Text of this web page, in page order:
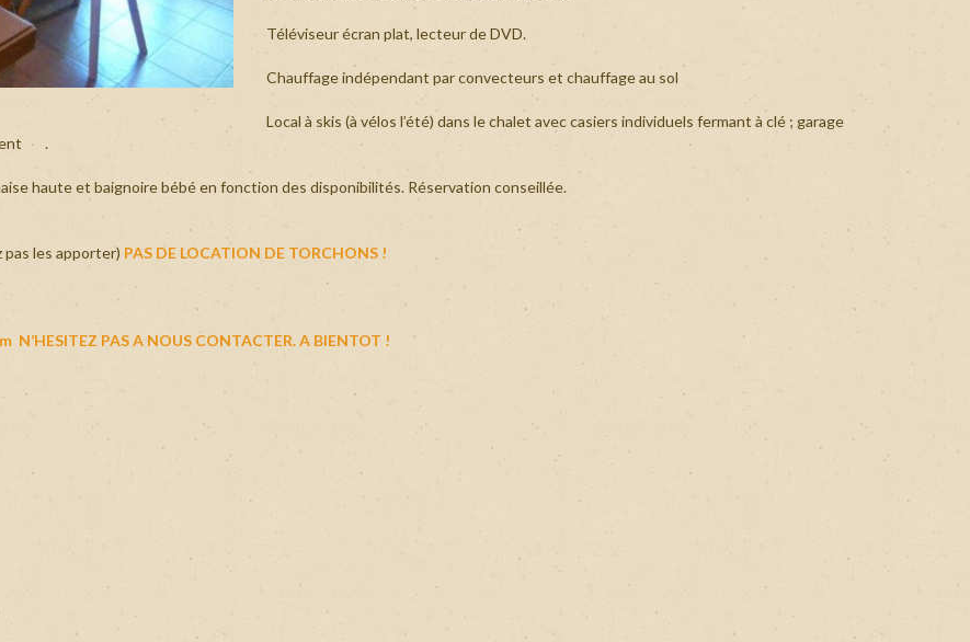
Téléviseur écran plat, lecteur de DVD.
Chauffage indépendant par convecteurs et chauffage au sol
Local à skis (à vélos l’été) dans le chalet avec casiers individuels fermant à clé ; garage
.
haute et baignoire bébé en fonction des disponibilités. Réservation conseillée.
les apporter) PAS DE LOCATION DE TORCHONS !
PAS A NOUS CONTACTER. A BIENTOT !
with
Google